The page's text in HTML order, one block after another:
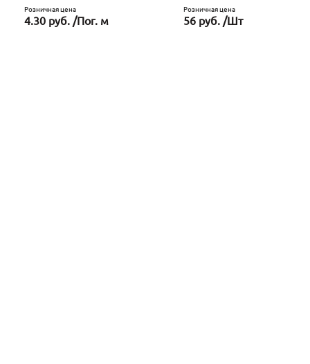
Розничная цена
4.30 руб. /Пог. м
Розничная цена
56 руб. /Шт